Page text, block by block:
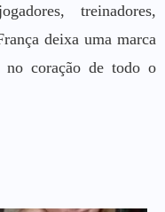
treinadores,
deixa uma marca
no coração de todo o